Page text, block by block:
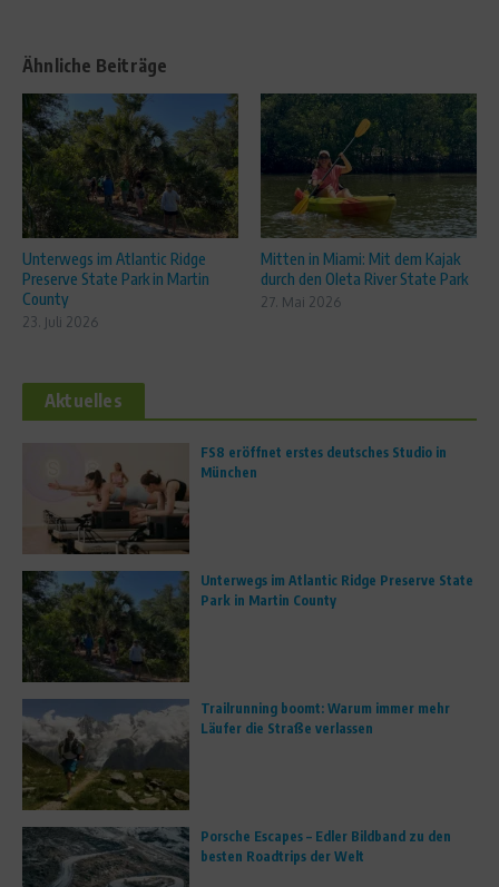
Ähnliche Beiträge
Unterwegs im Atlantic Ridge
Preserve State Park in Martin
County
23. Juli 2026
Mitten in Miami: Mit dem Kajak
durch den Oleta River State Park
27. Mai 2026
Aktuelles
FS8 eröffnet erstes deutsches Studio in
München
Unterwegs im Atlantic Ridge Preserve State
Park in Martin County
Trailrunning boomt: Warum immer mehr
Läufer die Straße verlassen
Porsche Escapes – Edler Bildband zu den
besten Roadtrips der Welt